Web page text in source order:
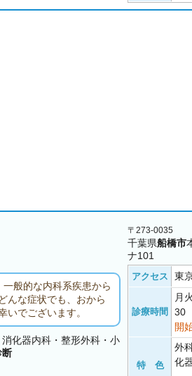
般的な内科系疾患から
んな症状でも、おから
いでございます。
化器内科・整形外科・小
断
〒273-0035
千葉県船橋市
ナ101
アクセス 東
診療時間
月
30
開
特 色
外
化